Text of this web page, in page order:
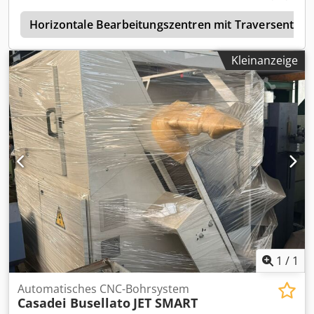
Betriebsstunden, nahezu neuwertig: - Laserpositionierung
Technische Daten: Marke: Busellato JET Master T 4
Technische Daten: - Bearbeitungsbereich: 3715x1320 mm
(X,Y) - Werkstückhöhe: 180 mm - Motorleistung: 9,5 kW -
Max. Drehzahl: 24.000 U/min - C-Achse: vorhanden -
Bohraggregat: mit 19 Bohrern - 1 Sägemodul - 16-fach
Platten-Werkzeugwechsler - 3-teilige Sicherheitsmatte -
automatische Zentralschmierung Vakuumpumpenleistung
(m3/h): 244/286 Zahlung in Euro oder Forint möglich, Preis
netto. Neupreis der Maschine: 125.675 €. Verkaufspreis:
47.500 € +36-30-9198-716 Dksdpfsxawlbsx Alier
Horizontale Bearbeitungszentren mit
Kleinanzeige
1 / 1
Automatisches CNC-Bohrsystem
Casadei Busellato JET SMART